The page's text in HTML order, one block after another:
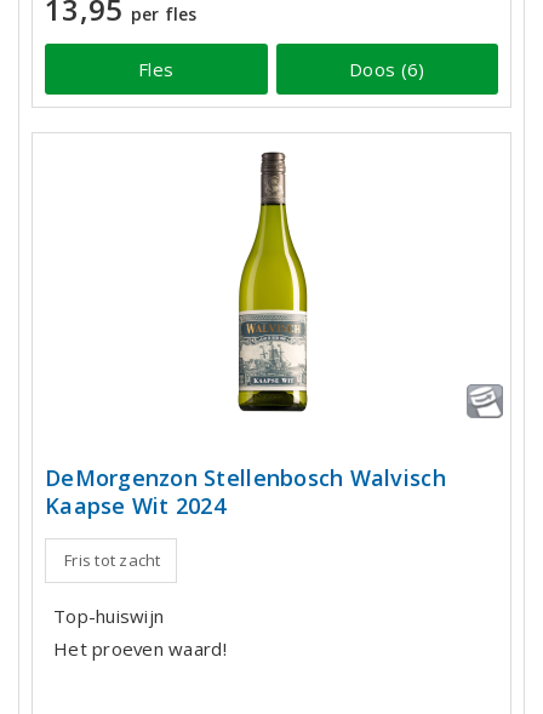
13,95 per fles
Fles Doos (6)
DeMorgenzon Stellenbosch Walvisch
Kaapse Wit 2024
Fris tot zacht
Top-huiswijn
Het proeven waard!